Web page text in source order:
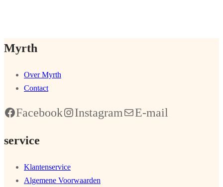
Myrth
Over Myrth
Contact
Facebook Instagram E-mail
service
Klantenservice
Algemene Voorwaarden